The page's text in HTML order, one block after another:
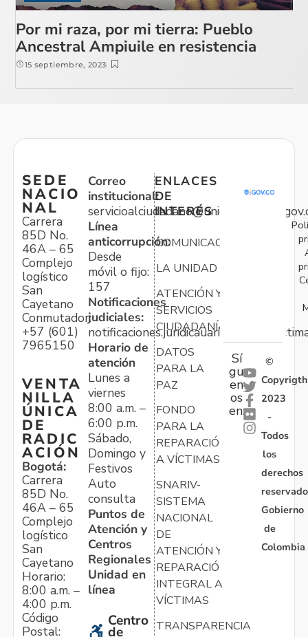
Por mi raza, por mi tierra: Pueblo
Ancestral Ampiuile en resistencia
15 septiembre, 2023
SEDE
NACIO
NAL
Carrera
85D No.
46A – 65
Complejo
logístico
San
Cayetano
Conmutador:
+57 (601)
7965150
VENTA
NILLA
ÚNICA
DE
RADIC
ACIÓN
Bogotá:
Carrera
85D No.
46A – 65
Complejo
logístico
San
Cayetano
Horario:
8:00 a.m. –
4:00 p.m.
Código
Postal:
Correo
institucional:
Línea
anticorrupción:
Desde
móvil o fijo:
157
Notificaciones
judiciales:
Horario de
atención
Lunes a
viernes
8:00 a.m. –
6:00 p.m.
Sábado,
Domingo y
Festivos
Auto
consulta
Puntos de
Atención y
Centros
Regionales
Unidad en
línea
Centro
de
ENLACES
DE
INTERÉS
COMUNICACIONES
LA UNIDAD
ATENCIÓN Y
SERVICIOS
CIUDADANÍA
DATOS
PARA LA
PAZ
FONDO
PARA LA
REPARACIÓN
A VÍCTIMAS
SNARIV-
SISTEMA
NACIONAL
DE
ATENCIÓN Y
REPARACIÓN
INTEGRAL A
VÍCTIMAS
TRANSPARENCIA
Sí
gu
en
os
en:
©
Copyrigth
2023
-
Todos
los
derechos
Gobierno
de
Colombia